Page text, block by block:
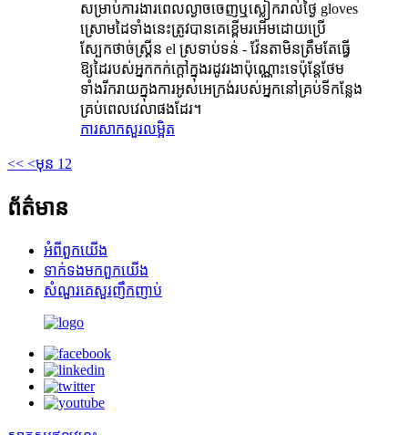
សម្រាប់ការងារពេលល្ងាចចេញឬស្លៀករាល់ថ្ងៃ gloves
ស្រោមដៃទាំងនេះត្រូវបានគេខ្ពើមរអើមដោយប្រើ
ស្បែកថាច់ស្គ្រីន el ស្រទាប់ទន់ - វ៉ែនតាមិនត្រឹមតែធ្វើ
ឱ្យដៃរបស់អ្នកកក់ក្តៅក្នុងរដូវរងាប៉ុណ្ណោះទេប៉ុន្តែថែម
ទាំងរីករាយក្នុងការអូសអេក្រង់របស់អ្នកនៅគ្រប់ទីកន្លែង
គ្រប់ពេលវេលាផងដែរ។
ការសាកសួរលម្អិត
<< <មុន 1 2
ព័ត៌មាន
អំពី​ពួក​យើង
ទាក់ទង​មក​ពួក​យើង
សំណួរគេសួរញឹកញាប់